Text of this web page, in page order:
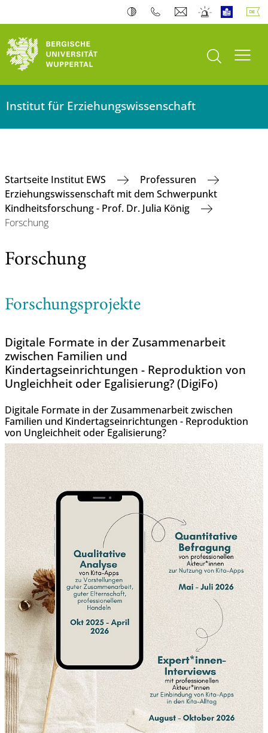
Suche öffnen
Institut für Erziehungswissenschaft
Startseite Institut EWS
Professuren
Erziehungswissenschaft mit dem Schwerpunkt
Kindheitsforschung - Prof. Dr. Julia König
Forschung
Forschung
Forschungsprojekte
Digitale Formate in der Zusammenarbeit
zwischen Familien und
Kindertagseinrichtungen - Reproduktion von
Ungleichheit oder Egalisierung? (DigiFo)
Digitale Formate in der Zusammenarbeit zwischen
Familien und Kindertagseinrichtungen - Reproduktion
von Ungleichheit oder Egalisierung?